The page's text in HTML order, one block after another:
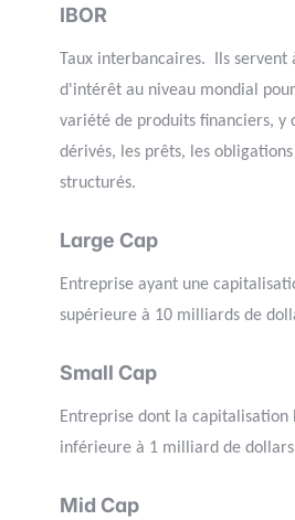
IBOR
Taux interbancaires. Ils servent
d'intérêt au niveau mondial
variété de produits financiers, y
dérivés, les prêts, les
structurés.
Large Cap
Entreprise ayant une
supérieure à 10 milliards de
Small Cap
Entreprise dont la capitalisation
inférieure à 1 milliard de
Mid Cap